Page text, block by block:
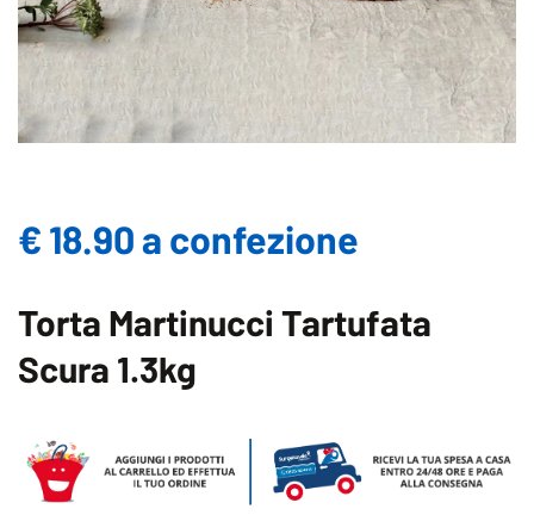
€ 18.90 a confezione
Torta Martinucci Tartufata
Scura 1.3kg